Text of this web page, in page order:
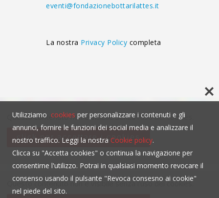
eventi@fondazionebottarilattes.it
La nostra Privacy Policy completa
Questo contenuto non è visibile senza l'uso dei cookies.
click per accettare i cookies
Questo contenuto non è visibile senza l'uso dei cookies.
Utilizziamo cookies per personalizzare i contenuti e gli
annunci, fornire le funzioni dei social media e analizzare il
nostro traffico. Leggi la nostra Cookie policy.
Clicca su "Accetta cookies" o continua la navigazione per
consentirne l'utilizzo. Potrai in qualsiasi momento revocare il
consenso usando il pulsante "Revoca consesno ai cookie"
nel piede del sito.